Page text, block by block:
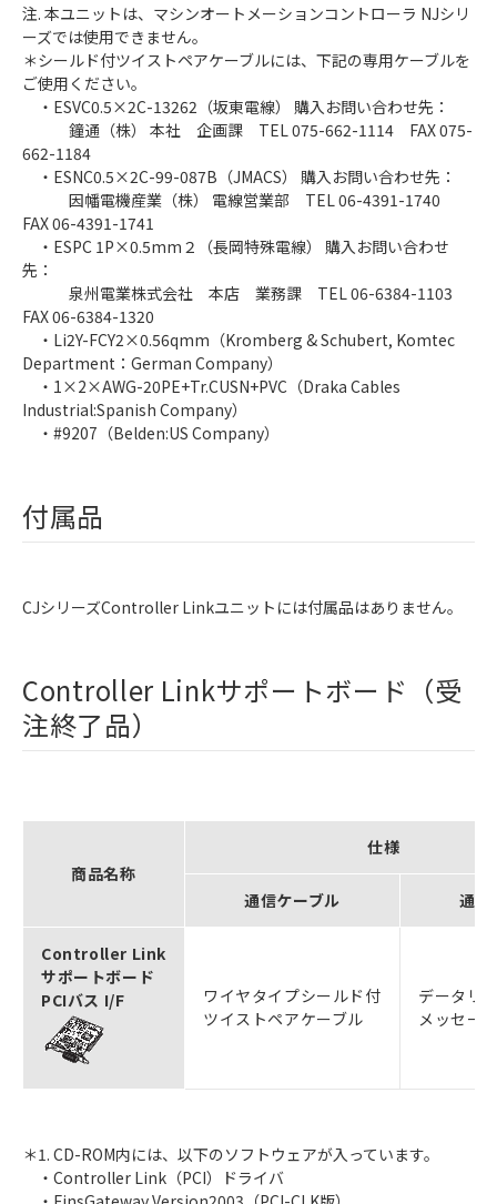
注. 本ユニットは、マシンオートメーションコントローラ NJシリ
ーズでは使用できません。
＊シールド付ツイストペアケーブルには、下記の専用ケーブルを
ご使用ください。
・ESVC0.5×2C-13262（坂東電線） 購入お問い合わせ先：
鐘通（株） 本社 企画課 TEL 075-662-1114 FAX 075-
662-1184
・ESNC0.5×2C-99-087B（JMACS） 購入お問い合わせ先：
因幡電機産業（株） 電線営業部 TEL 06-4391-1740
FAX 06-4391-1741
・ESPC 1P×0.5mm２（長岡特殊電線） 購入お問い合わせ
先：
泉州電業株式会社 本店 業務課 TEL 06-6384-1103
FAX 06-6384-1320
・Li2Y-FCY2×0.56qmm（Kromberg & Schubert, Komtec
Department：German Company）
・1×2×AWG-20PE+Tr.CUSN+PVC（Draka Cables
Industrial:Spanish Company）
・#9207（Belden:US Company）
付属品
CJシリーズController Linkユニットには付属品はありません。
Controller Linkサポートボード（受
注終了品）
商品名称
仕様
通信ケーブル 通信
Controller Link
サポートボード
PCIバス I/F
ワイヤタイプシールド付
ツイストペアケーブル
データリ
メッセー
＊1. CD-ROM内には、以下のソフトウェアが入っています。
・Controller Link（PCI）ドライバ